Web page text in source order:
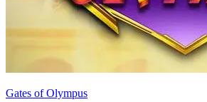
Gates of Olympus